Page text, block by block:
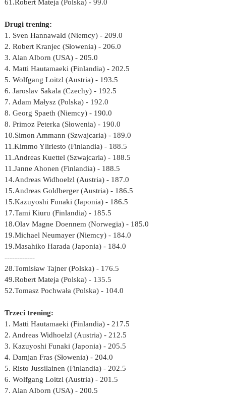
61.Robert Mateja (Polska) - 99.0
Drugi trening:
1. Sven Hannawald (Niemcy) - 209.0
2. Robert Kranjec (Słowenia) - 206.0
3. Alan Alborn (USA) - 205.0
4. Matti Hautamaeki (Finlandia) - 202.5
5. Wolfgang Loitzl (Austria) - 193.5
6. Jaroslav Sakala (Czechy) - 192.5
7. Adam Małysz (Polska) - 192.0
8. Georg Spaeth (Niemcy) - 190.0
8. Primoz Peterka (Słowenia) - 190.0
10.Simon Ammann (Szwajcaria) - 189.0
11.Kimmo Yliriesto (Finlandia) - 188.5
11.Andreas Kuettel (Szwajcaria) - 188.5
11.Janne Ahonen (Finlandia) - 188.5
14.Andreas Widhoelzl (Austria) - 187.0
15.Andreas Goldberger (Austria) - 186.5
15.Kazuyoshi Funaki (Japonia) - 186.5
17.Tami Kiuru (Finlandia) - 185.5
18.Olav Magne Doennem (Norwegia) - 185.0
19.Michael Neumayer (Niemcy) - 184.0
19.Masahiko Harada (Japonia) - 184.0
------------
28.Tomisław Tajner (Polska) - 176.5
49.Robert Mateja (Polska) - 135.5
52.Tomasz Pochwała (Polska) - 104.0
Trzeci trening:
1. Matti Hautamaeki (Finlandia) - 217.5
2. Andreas Widhoelzl (Austria) - 212.5
3. Kazuyoshi Funaki (Japonia) - 205.5
4. Damjan Fras (Słowenia) - 204.0
5. Risto Jussilainen (Finlandia) - 202.5
6. Wolfgang Loitzl (Austria) - 201.5
7. Alan Alborn (USA) - 200.5